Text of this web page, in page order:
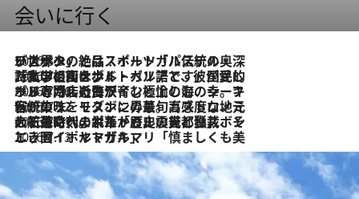
会いに行く
2026.8.8
リスボンの絶品スイーツ「パステル・デ・ナタ」とは？ポルトガル伝統の奥深い世界へ
2026.7.27
「私の祖国はポルトガル語です」国民的詩人フェルナンド・ペソアと、彼が愛した文学の街を歩く
2026.7.26
ポルトガル近海が育む極上の海の幸。キリリと冷えた白ワインと愉しむ、シーフード専門店の贅沢
2026.7.22
伝統の味をモダンに昇華。高感度な地元客が集う、リスボンの最旬ガストロノミー
2026.7.21
大航海時代の栄華から、震災、独裁、そして革命へ。ポルトガル・首都リスボンの石畳に刻まれた「歴史の光と影」
2026.7.13
エッセイ・ヤマザキマリ「慎ましくも美しき国 ポルトガル」